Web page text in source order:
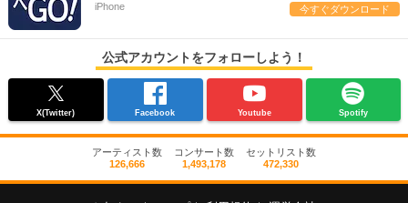
iPhone 今すぐダウンロード
公式アカウントをフォローしよう！
X(Twitter) Facebook Youtube Spotify
アーティスト数
126,666
コンサート数
1,493,178
セットリスト数
472,330